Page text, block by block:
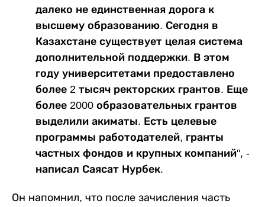
далеко не единственная дорога к
высшему образованию. Сегодня в
Казахстане существует целая система
дополнительной поддержки. В этом
году университетами предоставлено
более 2 тысяч ректорских грантов. Еще
более 2000 образовательных грантов
выделили акиматы. Есть целевые
программы работодателей, гранты
частных фондов и крупных компаний", -
написал Саясат Нурбек.
Он напомнил, что после зачисления часть